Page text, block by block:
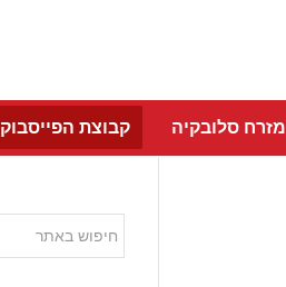
מזרח סלובקיה קבוצת הפייסבוק